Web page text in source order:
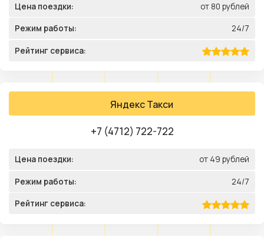
Цена поездки: от 80 рублей
Режим работы: 24/7
Рейтинг сервиса:
Яндекс Такси
+7 (4712) 722-722
Цена поездки: от 49 рублей
Режим работы: 24/7
Рейтинг сервиса: